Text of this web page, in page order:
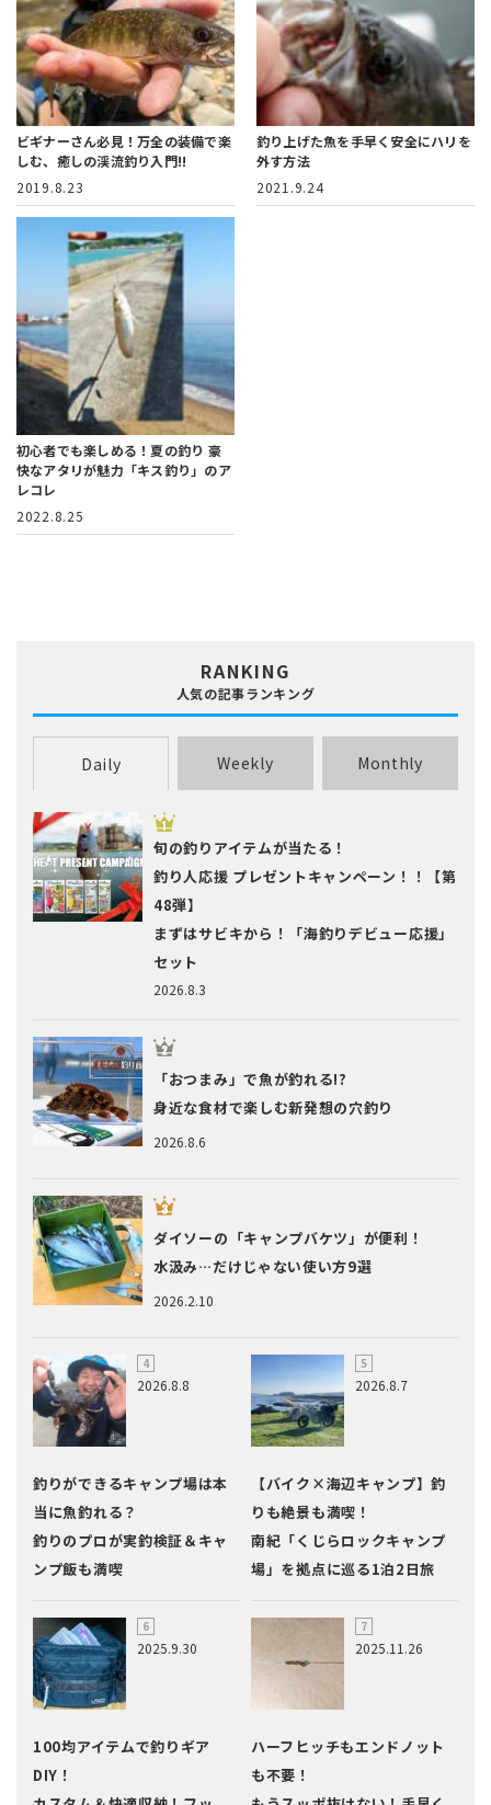
ビギナーさん必見！万全の装備で楽
しむ、癒しの渓流釣り入門!!
2019.8.23
釣り上げた魚を手早く安全にハリを
外す方法
2021.9.24
初心者でも楽しめる！夏の釣り 豪
快なアタリが魅力「キス釣り」のア
レコレ
2022.8.25
RANKING
人気の記事ランキング
Daily Weekly Monthly
2026.8.3
旬の釣りアイテムが当たる！
釣り人応援 プレゼントキャンペーン！！【第
48弾】
まずはサビキから！「海釣りデビュー応援」
セット
2026.8.6
「おつまみ」で魚が釣れる!?
身近な食材で楽しむ新発想の穴釣り
2026.2.10
ダイソーの「キャンプバケツ」が便利！
水汲み…だけじゃない使い方9選
2026.8.8
釣りができるキャンプ場は本
当に魚釣れる？
釣りのプロが実釣検証＆キャ
ンプ飯も満喫
2026.8.7
【バイク×海辺キャンプ】釣
りも絶景も満喫！
南紀「くじらロックキャンプ
場」を拠点に巡る1泊2日旅
2025.9.30
100均アイテムで釣りギア
DIY！
2025.11.26
ハーフヒッチもエンドノット
も不要！